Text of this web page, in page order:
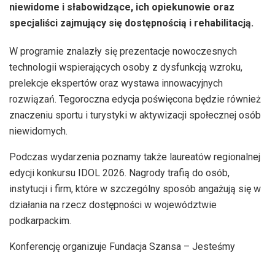
niewidome i słabowidzące, ich opiekunowie oraz
specjaliści zajmujący się dostępnością i rehabilitacją.
W programie znalazły się prezentacje nowoczesnych
technologii wspierających osoby z dysfunkcją wzroku,
prelekcje ekspertów oraz wystawa innowacyjnych
rozwiązań. Tegoroczna edycja poświęcona będzie również
znaczeniu sportu i turystyki w aktywizacji społecznej osób
niewidomych.
Podczas wydarzenia poznamy także laureatów regionalnej
edycji konkursu IDOL 2026. Nagrody trafią do osób,
instytucji i firm, które w szczególny sposób angażują się w
działania na rzecz dostępności w województwie
podkarpackim.
Konferencję organizuje Fundacja Szansa – Jesteśmy